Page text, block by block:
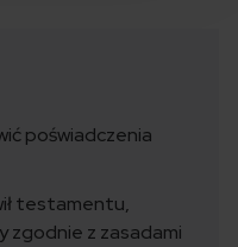
poświadczenia
testamentu,
zgodnie z zasadami